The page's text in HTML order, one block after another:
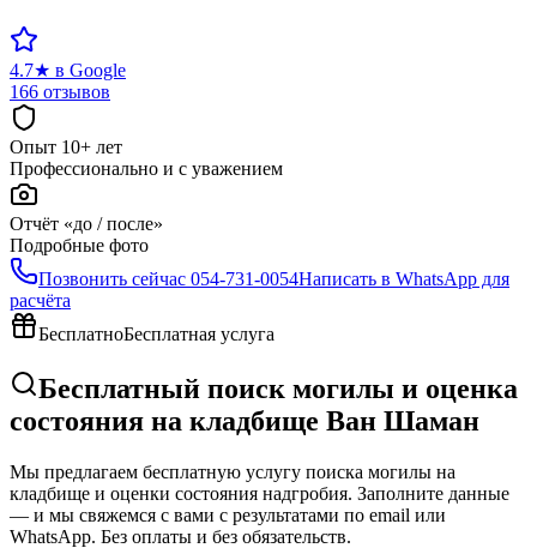
4.7★ в Google
166 отзывов
Опыт 10+ лет
Профессионально и с уважением
Отчёт «до / после»
Подробные фото
Позвонить сейчас 054-731-0054Написать в WhatsApp для
расчёта
БесплатноБесплатная услуга
Бесплатный поиск могилы и оценка
состояния на кладбище Ван Шаман
Мы предлагаем бесплатную услугу поиска могилы на
кладбище и оценки состояния надгробия. Заполните данные
— и мы свяжемся с вами с результатами по email или
WhatsApp. Без оплаты и без обязательств.